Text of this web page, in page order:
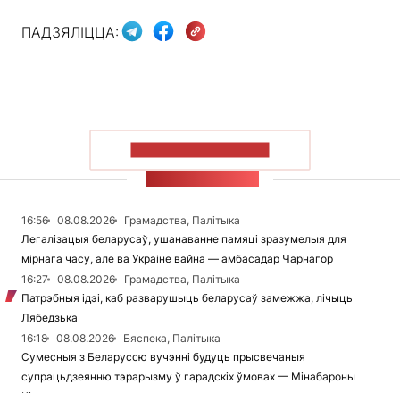
ПАДЗЯЛІЦЦА:
16:56 08.08.2026
Грамадства, Палітыка
Легалізацыя беларусаў, ушанаванне памяці зразумелыя для
мірнага часу, але ва Украіне вайна — амбасадар Чарнагор
16:27
08.08.2026
Грамадства, Палітыка
Патрэбныя ідэі, каб разварушыць беларусаў замежжа, лічыць
Лябедзька
16:18
08.08.2026
Бяспека, Палітыка
Сумесныя з Беларуссю вучэнні будуць прысвечаныя
супрацьдзеянню тэрарызму ў гарадскіх ўмовах — Мінабароны